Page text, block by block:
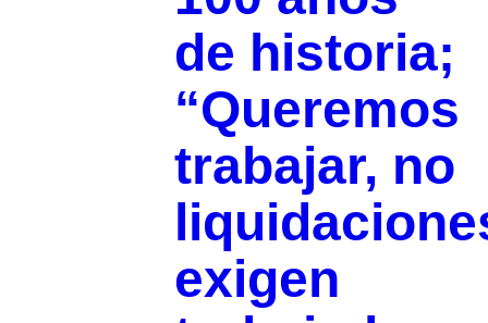
de historia;
“Queremos
trabajar, no
exigen